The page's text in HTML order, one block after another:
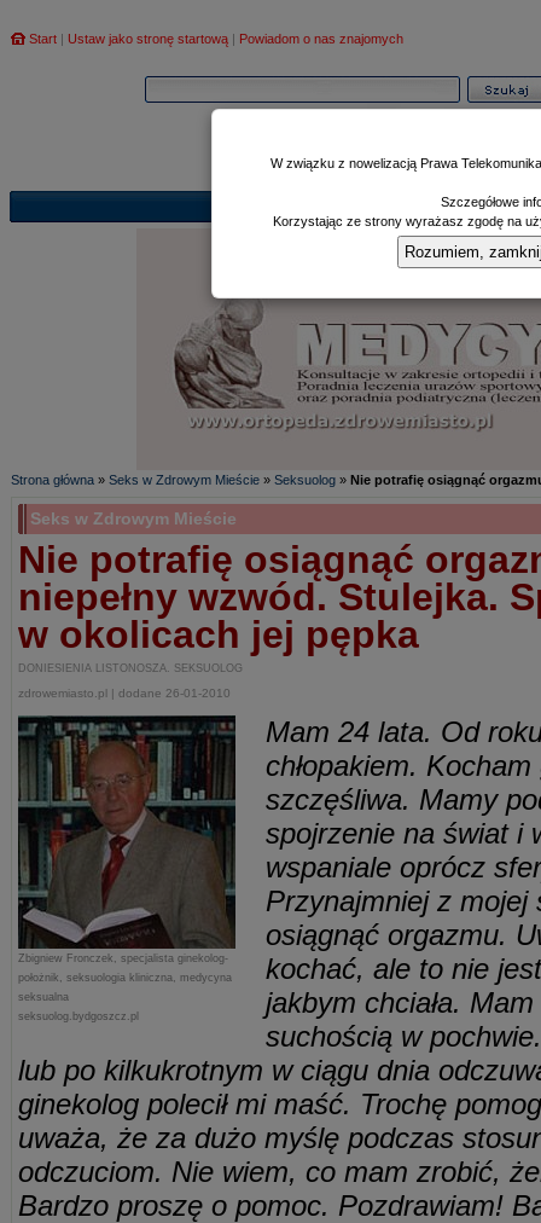
Start | Ustaw jako stronę startową | Powiadom o nas znajomych
Poczekalnia|
Strona główna » Seks w Zdrowym Mieście » Seksuolog » Nie potrafię osiągnąć
Seks w Zdrowym Mieście
Nie potrafię osiągnąć
niepełny wzwód. Stulejka.
w okolicach jej pępka
DONIESIENIA LISTONOSZA. SEKSUOLOG
zdrowemiasto.pl | dodane 26-01-2010
Zbigniew Fronczek, specjalista ginekolog-
położnik, seksuologia kliniczna, medycyna
seksualna
seksuolog.bydgoszcz.pl
Mam 24 lata. Od
chłopakiem.
szczęśliwa. Mamy
spojrzenie na świat i
wspaniale oprócz
Przynajmniej z mojej
osiągnąć orgazmu.
kochać, ale to nie
jakbym chciała.
suchością w
lub po kilkukrotnym w ciągu dnia
ginekolog polecił mi maść. Trochę
uważa, że za dużo myślę podczas
odczuciom. Nie wiem, co mam zrobić,
Bardzo proszę o pomoc. Pozdrawiam!
W związku z nowelizacją Prawa
Szczegółowe
Korzystając ze strony wyrażasz zgodę na
Rozumiem,